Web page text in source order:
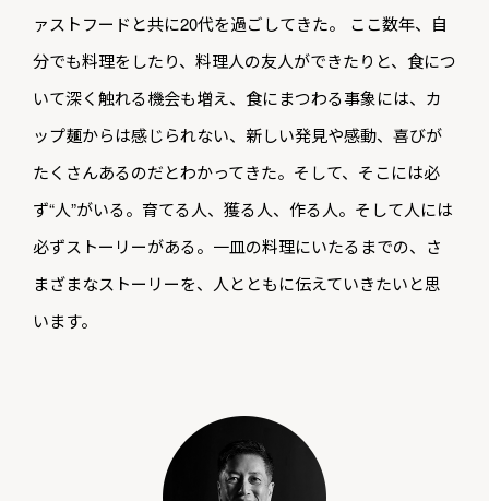
ァストフードと共に20代を過ごしてきた。 ここ数年、自
分でも料理をしたり、料理人の友人ができたりと、食につ
いて深く触れる機会も増え、食にまつわる事象には、カ
ップ麺からは感じられない、新しい発見や感動、喜びが
たくさんあるのだとわかってきた。そして、そこには必
ず“人”がいる。育てる人、獲る人、作る人。そして人には
必ずストーリーがある。一皿の料理にいたるまでの、さ
まざまなストーリーを、人とともに伝えていきたいと思
います。